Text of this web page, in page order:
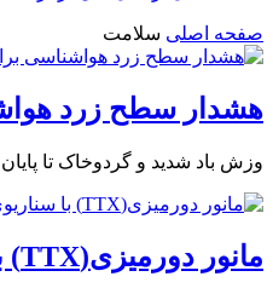
صفحه اصلی سلامت
هشدار سطح زرد
وزش باد شدید و گردوخاک تا
مانور دورمیزی(TTX) با سناریوی پاسخ حوزه سلامت استان کرمان در شرایط بحران